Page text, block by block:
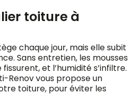
toiture à
chaque jour, mais elle subit
Sans entretien, les mousses
et l’humidité s’infiltre.
Renov vous propose un
toiture, pour éviter les